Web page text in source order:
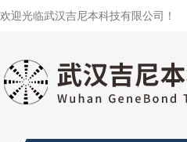
欢迎光临武汉吉尼本科技有限公司！